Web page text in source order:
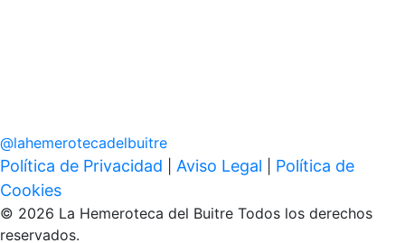
@lahemerotecadelbuitre
Política de Privacidad Aviso Legal
Política de
Cookies
© 2026 La Hemeroteca del Buitre Todos los derechos
reservados.